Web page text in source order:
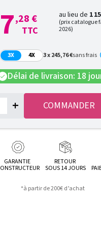
,28 €
TTC
au lieu de 1
(prix catalogue
2026)
3X 4X 3 x 245,76 €sans frais
check Délai de livraison: 18
+ COMMANDER
GARANTIE RETOUR
SOUS 14 JOURS
*à partir de 200€ d’achat